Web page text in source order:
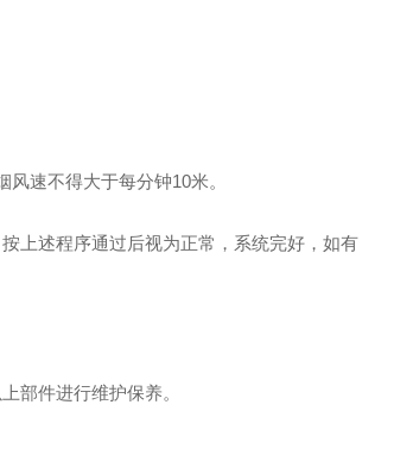
速不得大于每分钟10米。
上述程序通过后视为正常，系统完好，如有
部件进行维护保养。